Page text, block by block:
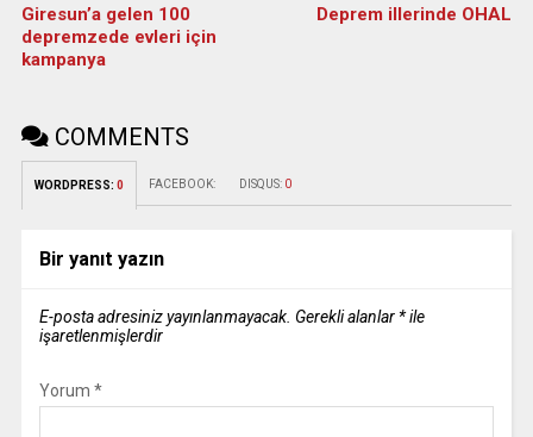
Giresun’a gelen 100
depremzede evleri için
kampanya
Deprem illerinde OHAL
COMMENTS
WORDPRESS: 0 FACEBOOK: DISQUS: 0
Bir yanıt yazın
E-posta adresiniz yayınlanmayacak. Gerekli alanlar *ile
işaretlenmişlerdir
Yorum *